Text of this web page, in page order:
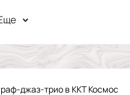
джаз-трио в ККТ Космос